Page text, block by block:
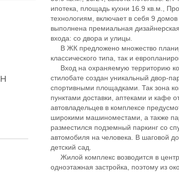
ипотека, площадь кухни 16.9 кв.м.,
технологиям, включает в себя 9
выполнена премиальная
входа: со двора и улицы.
В ЖК предложено множество
классического типа, так и
Вход на охраняемую территорию
стилобате создан уникальный двор-
спортивными площадками. Так зона
пунктами доставки, аптеками и кафе
автовладельцев в комплексе
широкими машиноместами, а также
разместился подземный паркинг со
автомобиля на человека. В шаговой
детский сад.
Жилой комплекс возводится в
одноэтажная застройка, поэтому из